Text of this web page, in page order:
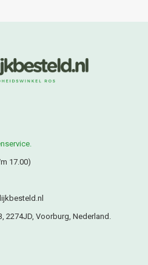
17.00)
2274JD, Voorburg, Nederland.